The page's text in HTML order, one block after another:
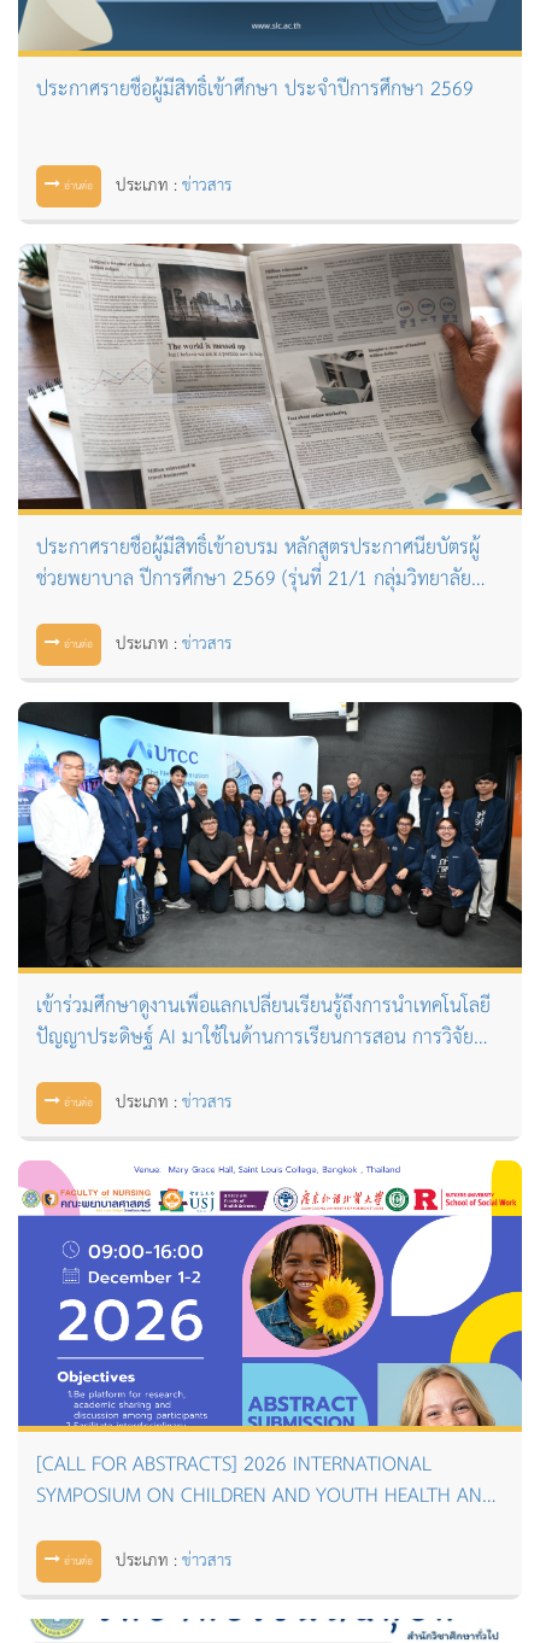
ประกาศรายชื่อผู้มีสิทธิ์เข้าศึกษา ประจำปีการศึกษา 2569
อ่านต่อ ประเภท :ข่าวสาร
ประกาศรายชื่อผู้มีสิทธิ์เข้าอบรม หลักสูตรประกาศนียบัตรผู้
ช่วยพยาบาล ปีการศึกษา 2569 (รุ่นที่ 21/1 กลุ่มวิทยาลัย
อ่านต่อ ประเภท :ข่าวสาร
เข้าร่วมศึกษาดูงานเพื่อแลกเปลี่ยนเรียนรู้ถึงการนำเทคโนโลยี
ปัญญาประดิษฐ์ AI มาใช้ในด้านการเรียนการสอน การวิจัย
24 มหาวิทยาลัยหอการค้าไทย
อ่านต่อ ประเภท :ข่าวสาร
[CALL FOR ABSTRACTS] 2026 INTERNATIONAL
SYMPOSIUM ON CHILDREN AND YOUTH HEALTH AND
อ่านต่อ ประเภท :ข่าวสาร